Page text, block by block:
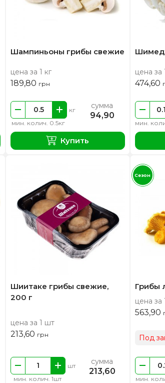
Шампиньоны грибы свежие
цена за 1 кг
189,80 грн
мин. колич. 0.5кг
кг сумма
94,90
Купить
цена за
474,60
мин.
Шиитаке грибы свежие,
200 г
цена за 1 шт
213,60 грн
мин. колич. 1шт
шт сумма
213,60
Грибы
цена за
563,90
Под
мин.
Сезон